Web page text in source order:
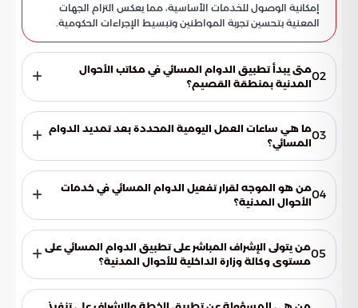
إمكانية الوصول للخدمات الأساسية، مما يعكس التزام الجهات
المعنية بتحسين تجربة المواطنين وتبسيط الإجراءات الحكومية.
02متى يبدأ تطبيق الدوام المسائي في مكاتب الأحوال
المدنية بمنطقة القصيم؟
هذا الإجراء حتى السادس والعشرين من مارس 2026، وذلك لإتاحة
وقت أطول لاستقبال المراجعين وإنهاء معاملاتهم بيسر وسهولة.03ما هي ساعات العمل اليومية المحددة بعد تمديد الدوام
المسائي؟
الساعة الثامنة مساءً. يتيح هذا التمديد للعديد من الأفراد فرصة
إنجاز معاملاتهم خارج أوقات العمل التقليدية، مما يزيد من مرونة
الحصول على الخدمات.
04من هو الموجه لقرار تفعيل الدوام المسائي في خدمات
الأحوال المدنية؟
بن سعود بن نايف بن عبدالعزيز، وزير الداخلية. تعكس هذه
التوجيهات حرص القيادة على تطوير الخدمات الحكومية لتلبية
احتياجات المواطنين بشكل فعال.
05من يتولى الإشراف المباشر على تطبيق الدوام المسائي على
مستوى وكالة وزارة الداخلية للأحوال المدنية؟
بن سعد المربع، المشرف على وكالة وزارة الداخلية للأحوال المدنية.